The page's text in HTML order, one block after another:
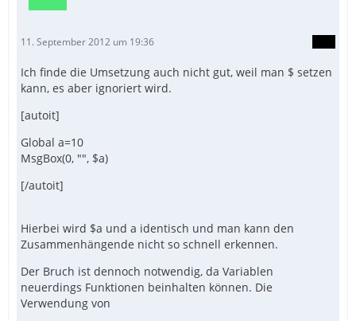
11. September 2012 um 19:36
Ich finde die Umsetzung auch nicht gut, weil man $ setzen
kann, es aber ignoriert wird.
[autoit]
Global a=10
MsgBox(0, "", $a)
[/autoit]
Hierbei wird $a und a identisch und man kann den
Zusammenhängende nicht so schnell erkennen.
Der Bruch ist dennoch notwendig, da Variablen
neuerdings Funktionen beinhalten können. Die
Verwendung von